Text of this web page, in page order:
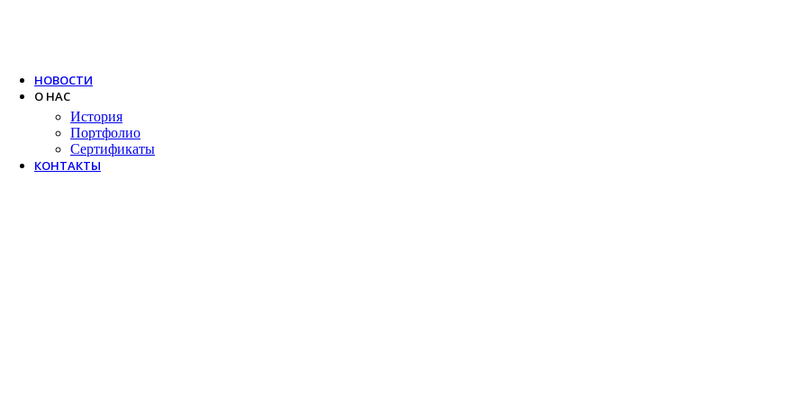
НОВОСТИ
О НАС
История
Портфолио
Сертификаты
КОНТАКТЫ